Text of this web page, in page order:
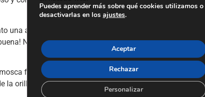
una atractora en anzuelo del 16 algo roñoso y me
No siento el frío del agua que penetra por algún
flotando muy alta, mas no hay respuesta. Más
la orilla.
Puedes aprender más sobre qué cookies utilizamos o
desactivarlas en los ajustes.
Aceptar
Rechazar
Personalizar